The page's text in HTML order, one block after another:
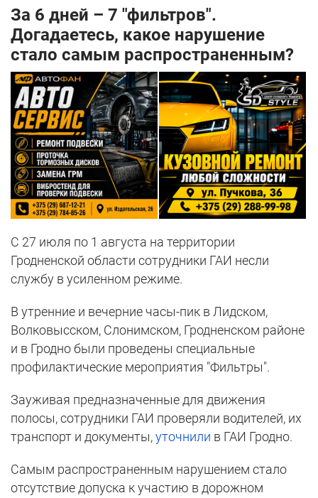
За 6 дней – 7 "фильтров".
Догадаетесь, какое нарушение
стало самым распространенным?
С 27 июля по 1 августа на территории
Гродненской области сотрудники ГАИ несли
службу в усиленном режиме.
В утренние и вечерние часы-пик в Лидском,
Волковысском, Слонимском, Гродненском районе
и в Гродно были проведены специальные
профилактические мероприятия "Фильтры".
Зауживая предназначенные для движения
полосы, сотрудники ГАИ проверяли водителей, их
транспорт и документы,уточнили в ГАИ Гродно.
Самым распространенным нарушением стало
отсутствие допуска к участию в дорожном